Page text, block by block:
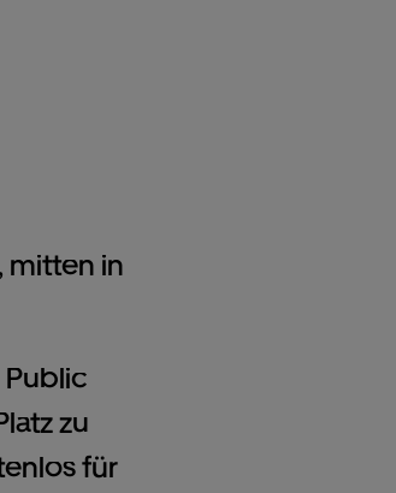
mitten in
zu
für